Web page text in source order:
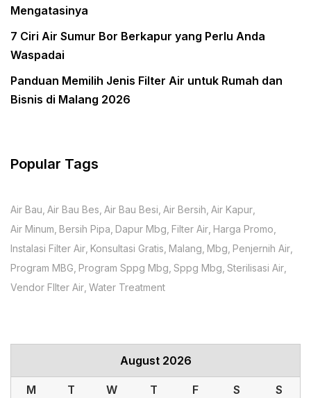
Mengatasinya
7 Ciri Air Sumur Bor Berkapur yang Perlu Anda
Waspadai
Panduan Memilih Jenis Filter Air untuk Rumah dan
Bisnis di Malang 2026
Popular Tags
Air Bau Air Bau Bes Air Bau Besi Air Bersih Air Kapur
Air Minum Bersih Pipa Dapur Mbg Filter Air Harga Promo
Instalasi Filter Air Konsultasi Gratis Malang Mbg Penjernih Air
Program MBG Program Sppg Mbg Sppg Mbg Sterilisasi Air
Vendor FIlter Air Water Treatment
August 2026
M T W T F S
S